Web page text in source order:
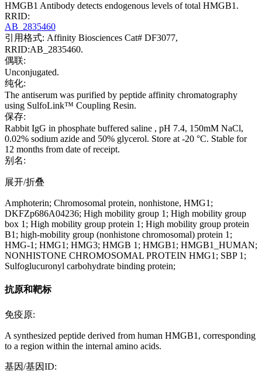
HMGB1 Antibody detects endogenous levels of total HMGB1.
RRID:
AB_2835460
引用格式: Affinity Biosciences Cat# DF3077,
RRID:AB_2835460.
偶联:
Unconjugated.
纯化:
The antiserum was purified by peptide affinity chromatography
using SulfoLink™ Coupling Resin.
保存:
Rabbit IgG in phosphate buffered saline , pH 7.4, 150mM NaCl,
0.02% sodium azide and 50% glycerol. Store at -20 °C. Stable for
12 months from date of receipt.
别名:
展开/折叠
Amphoterin; Chromosomal protein, nonhistone, HMG1;
DKFZp686A04236; High mobility group 1; High mobility group
box 1; High mobility group protein 1; High mobility group protein
B1; high-mobility group (nonhistone chromosomal) protein 1;
HMG-1; HMG1; HMG3; HMGB 1; HMGB1; HMGB1_HUMAN;
NONHISTONE CHROMOSOMAL PROTEIN HMG1; SBP 1;
Sulfoglucuronyl carbohydrate binding protein;
抗原和靶标
免疫原:
A synthesized peptide derived from human HMGB1, corresponding
to a region within the internal amino acids.
基因/基因ID: